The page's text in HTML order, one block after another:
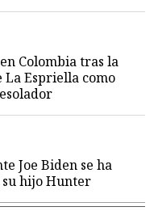
Colombia tras la
La Espriella como
Joe Biden se ha
hijo Hunter